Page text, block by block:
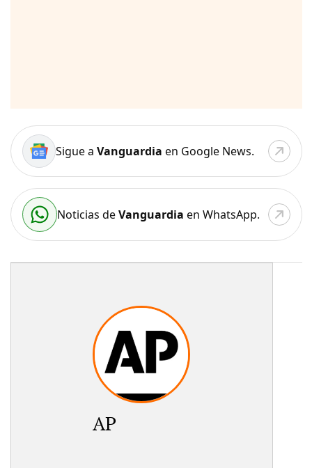
Sigue a Vanguardia en Google News.
Noticias deVanguardia en WhatsApp.
AP